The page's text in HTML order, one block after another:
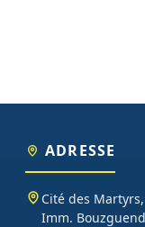
ADRESSE
Cité des
Imm.